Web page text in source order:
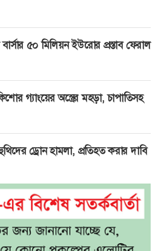
৫০ মিলিয়ন ইউরোর প্রস্তাব ফেরাল
গ্যাংয়ের অস্ত্রের মহড়া, চাপাতিসহ
ড্রোন হামলা, প্রতিহত করার দাবি